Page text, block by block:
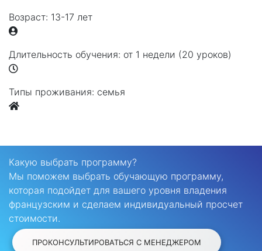
Возраст: 13-17 лет
Длительность обучения: от 1 недели (20 уроков)
Типы проживания: семья
Какую выбрать программу?
Мы поможем выбрать обучающую программу,
которая подойдет для вашего уровня владения
французским и сделаем индивидуальный просчет
стоимости.
ПРОКОНСУЛЬТИРОВАТЬСЯ С МЕНЕДЖЕРОМ